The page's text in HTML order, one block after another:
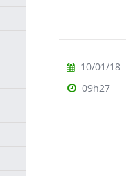
10/01/18
09h27